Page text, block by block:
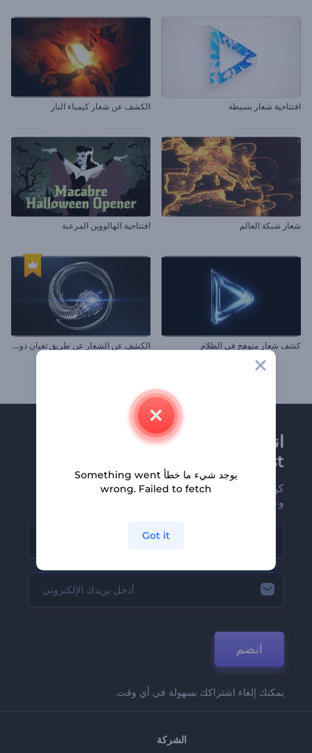
افتتاحية شعار بسيطة الكشف عن شعار كيمياء النار
شعار شبكة العالم افتتاحية الهالووين المرعبة
كشف شعار متوهج في الظلام ا
لكشف عن الشعار عن طريق ثعبان ذو تقنية عالية
انضم إلى نشرة
Renderforest الإخبارية
كن من بين أوائل من يستلمون أحدث أخبارنا
وعروضنا
انضم
يمكنك إلغاء اشتراكك بسهولة في أي وقت.
الشركة
يوجد شيء ما خطأ Something went
wrong. Failed to fetch
Got it